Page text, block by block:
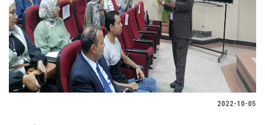
2022-10-05